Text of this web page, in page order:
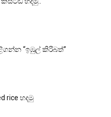
“ඉඹුල් කිරිබත්”
rice හදමු